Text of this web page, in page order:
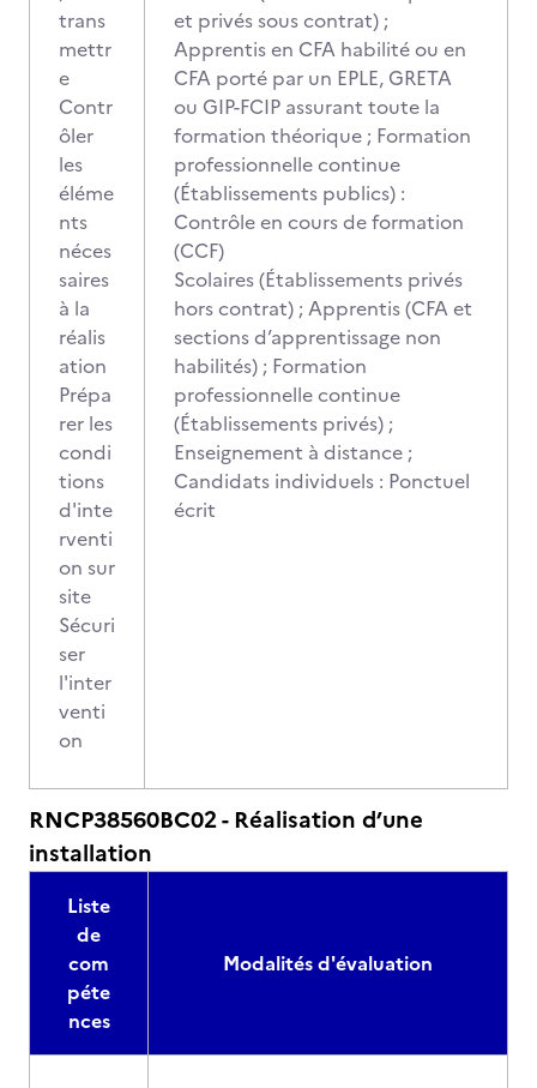
trans
mettr
e
Contr
ôler
les
éléme
nts
néces
saires
à la
réalis
ation
Prépa
rer les
condi
tions
d'inte
rventi
on sur
site
Sécuri
ser
l'inter
venti
on
et privés sous contrat) ;
Apprentis en CFA habilité ou en
CFA porté par un EPLE, GRETA
ou GIP-FCIP assurant toute la
formation théorique ; Formation
professionnelle continue
(Établissements publics) :
Contrôle en cours de formation
(CCF)
Scolaires (Établissements privés
hors contrat) ; Apprentis (CFA et
sections d’apprentissage non
habilités) ; Formation
professionnelle continue
(Établissements privés) ;
Enseignement à distance ;
Candidats individuels : Ponctuel
écrit
RNCP38560BC02 - Réalisation d’une
installation
Liste
de
com
péte
nces
Modalités d'évaluation